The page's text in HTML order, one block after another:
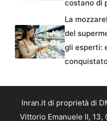
costano di
La
del
gli esperti:
Inran.it di proprietà di
Vittorio Emanuele II, 13,